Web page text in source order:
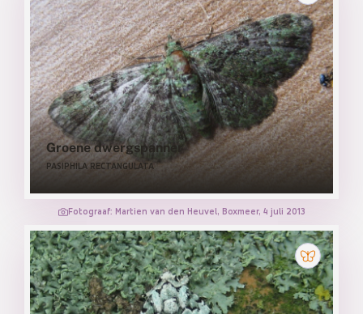
Groene dwergspanner
PASIPHILA RECTANGULATA
Fotograaf: Martien van den Heuvel, Boxmeer, 4 juli 2013